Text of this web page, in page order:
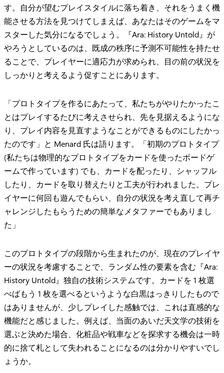
す。自分が望むプレイスタイルに落ち着き、それをうまく機
能させる方法を見つけてしまえば、あなたはそのゲームをマ
スターした気分になるでしょう。『Ara: History Untold』が
やろうとしているのは、既成の秩序に予測不可能性を持たせ
ることで、プレイヤーに適応力が求められ、目の前の状況を
しっかりと考えるよう促すことにあります。
「プロトタイプを作るにあたって、私たちがやりたかったこ
とはプレイするたびに考えさせられ、先を見据えるようにな
り、プレイ内容を見直すようなことができるものにしたかっ
たのです」と Menard 氏は語ります。「初期のプロトタイプ
(私たちは物理的なプロトタイプをカードを使ったボードゲ
ームで作っています) でも、カードを配ったり、シャッフル
したり、カードを取り替えたりと工夫が行われました。プレ
イヤーに何回も遊んでもらい、自分の状況を考え直して再チ
ャレンジしたもらうための簡単なメタファーでもありまし
た」
このプロトタイプの段階から生まれたのが、現在のプレイヤ
ーの状況を考慮することで、ランダム性の要素を含む『Ara:
History Untold』独自の技術システムです。カードを 1 枚選
べばもう 1 枚を選べるというような白黒はっきりしたもので
はありませんが、少しプレイした感触では、これは直感的な
機能だと感じました。例えば、当面のあいだ天文学の技術を
選ぶと決めた場合、化粧品や戦車などを探求する機会は一時
的に捨て札として失われることになるのは分かりやすいでし
ょうか。